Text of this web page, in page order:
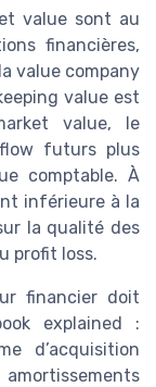
value sont au
financières,
value company
value est
value, le
futurs plus
comptable. À
inférieure à la
la qualité des
profit loss.
financier doit
explained :
d’acquisition